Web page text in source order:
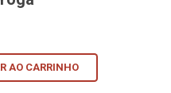
AO CARRINHO